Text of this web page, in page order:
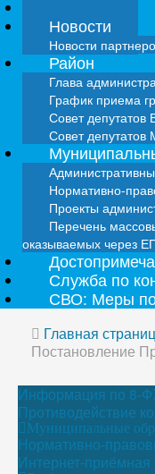
Новости
Новости
Район
Глава
График приема
Совет депутатов
Совет депутатов
Нормативно-
Проекты
Перечень
оказываемых через
Служба по
СВО: Меры
Главная
Постановление
Информация по 8-
Противодействие
Муниципальные
Нормативно-
Интернет-приёмная